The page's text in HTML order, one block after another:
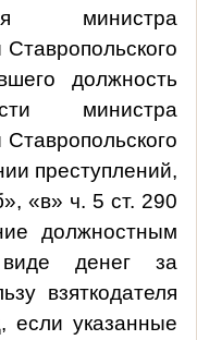
министра
должность
министра
преступлений,
«в» ч. 5 ст. 290
должностным
денег за
взяткодателя
если указанные